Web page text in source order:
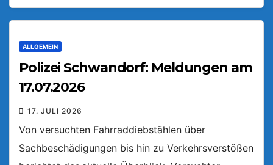
ALLGEMEIN
Polizei Schwandorf: Meldungen am
17.07.2026
17. JULI 2026
Von versuchten Fahrraddiebstählen über
Sachbeschädigungen bis hin zu Verkehrsverstößen